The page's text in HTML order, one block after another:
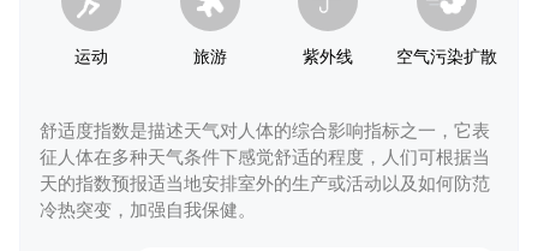
运动 旅游 紫外线 空气污染扩散
舒适度指数是描述天气对人体的综合影响指标之一，它表
征人体在多种天气条件下感觉舒适的程度，人们可根据当
天的指数预报适当地安排室外的生产或活动以及如何防范
冷热突变，加强自我保健。